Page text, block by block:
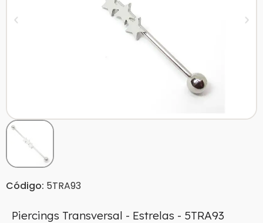
Código: 5TRA93
Piercings Transversal - Estrelas - 5TRA93